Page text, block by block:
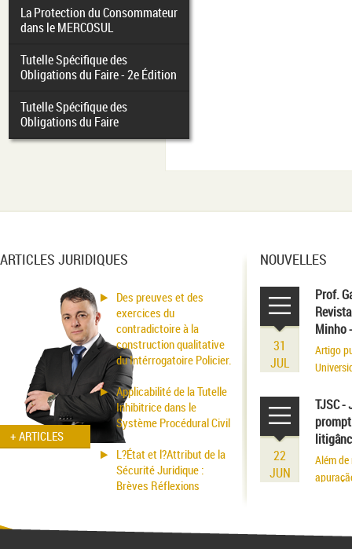
La Protection du Consommateur
dans le MERCOSUL
Tutelle Spécifique des
Obligations du Faire - 2e Édition
Tutelle Spécifique des
Obligations du Faire
ARTICLES JURIDIQUES
+ ARTICLES
Des preuves et des
exercices du
contradictoire à la
construction qualitative
du Intérrogatoire Policier.
Applicabilité de la Tutelle
Inhibitrice dans le
Système Procédural Civil
L?État et l?Attribut de la
Sécurité Juridique :
Brèves Réflexions
NOUVELLES
31
JUL
Prof.
Minho
Artigo
22
JUN
TJSC -
Além